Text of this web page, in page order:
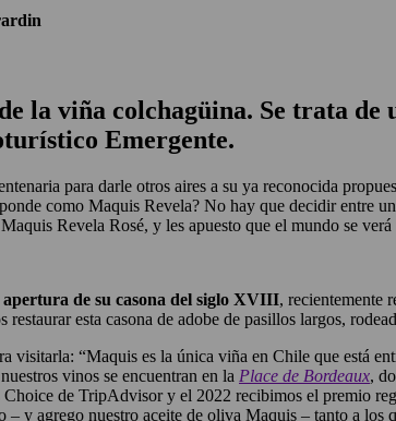
la viña colchagüina. Se trata
Emergente.
para darle otros aires a su ya reconocida
como Maquis Revela? No hay que decidir entre
Revela Rosé, y les apuesto que el mundo se verá
apertura de su casona del siglo XVIII, recientemente
esta casona de adobe de pasillos largos,
visitarla: “Maquis es la única viña en Chile que está
vinos se encuentran en la Place de Bordeaux,
de TripAdvisor y el 2022 recibimos el premio
y agrego nuestro aceite de oliva Maquis – tanto a los